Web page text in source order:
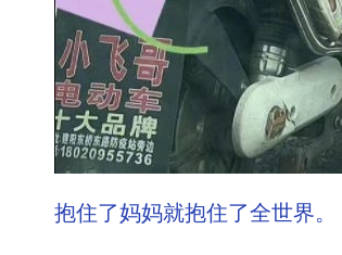
抱住了妈妈就抱住了全世界。